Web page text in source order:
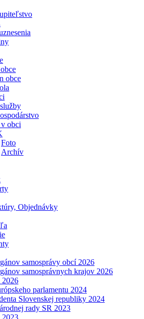
obce
obci
Foto
Archív
Objednávky
samosprávy obcí 2026
samosprávnych krajov 2026
2026
parlamentu 2024
Slovenskej republiky 2024
rady SR 2023
2023